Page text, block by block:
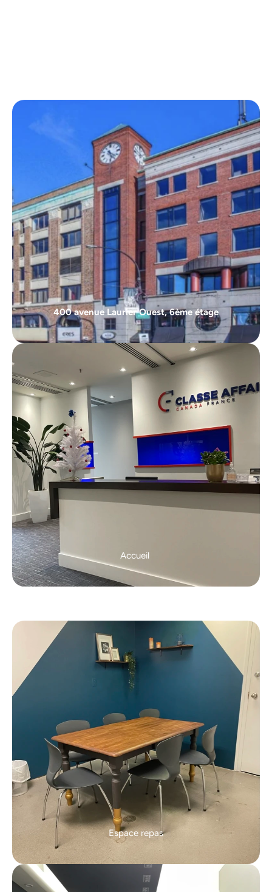
400 avenue Laurier Ouest, 6ème étage
Accueil
Espace repas